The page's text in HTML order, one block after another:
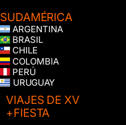
SUDAMÉRICA
ARGENTINA
BRASIL
CHILE
COLOMBIA
PERÚ
URUGUAY
VIAJES DE XV
+FIESTA